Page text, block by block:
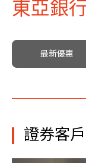
東亞銀
最新優惠
證券客